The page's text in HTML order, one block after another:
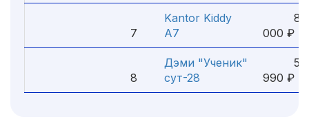
7
Kantor Kiddy
A7
8
000 ₽
8
Дэми "Ученик"
сут-28
5
990 ₽